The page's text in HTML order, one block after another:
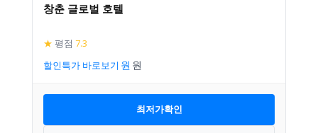
창춘 글로벌 호텔
★ 평점 7.3
할인특가 바로보기
최저가확인